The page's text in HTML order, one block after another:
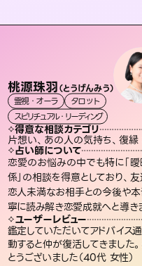
桃源珠羽（とうげんみう）
霊視・オーラ
タロット
スピリチュアル・リーディング
得意な相談カテゴリ
片想い、あの人の気持ち、復縁
占い師について
恋愛のお悩みの中でも特に「
係」の相談を得意としており、
恋人未満なお相手との今後や
寧に読み解き恋愛成就へと導き
ユーザーレビュー
鑑定していただいてアドバイス
動すると仲が復活してきました
とうございました（40代 女性）
彗望（すいぼう）
霊視・オーラ 透視
スピリチュアル・リーディング
得意な相談カテゴリ
片想い、あの人の気持ち、
占い師について
3,700年以上の歴史を持つ
占術「易占」で詳細まで占い
かう道筋を示します。厳しい
体的な対策をお伝えします。
ユーザーレビュー
複雑な背景もしっかり聞いて
いただけました。気持ちが楽
た（50代 女性）
セラピスト理恵
霊視・オーラ
スピリチュアル・リーディング
得意な相談カテゴリ
片想い、二人の未来、年
占い師について
連絡再開、復縁、成就な
多数。セラピストとして2
験があるからこそできる鑑
い未来をサポートします。
ユーザーレビュー
とても心温まる鑑定でした
らは何も言っていないのに
しゃるんだなと驚きです（
未来視師＊花
霊視・オーラ
スピリチュアル・リーディ
得意な相談カテゴリ
出逢い、片想い、復
占い師について
未来には何パターンもの選択肢があります。不安で視えにくくなっているあなたの素敵な未来を見つけ、その
ユーザーレビュー
職場の人の性質や人間関
本当によく視えていてび
打てて前向きになれます
アイリス -
西洋占星術
ルーン
得意な相談カテ
恋愛総合、片想い、
占い師について
復縁、恋愛、不倫の
思い、仕事関係や借
いことや心の負担に
紐解き、背中をそっと押
ユーザーレビュー
安心感のあり、言い切っ
さない鑑定のおかげで
持ちを整えられます（
おう 霊感オラ
霊視・オーラ
オラクルカード
得意な相談カテ
恋愛総合、あの人の
占い師について
霊視×オラクルカー
「未来」そして「気
ち」まで丁寧に読み
ントを優しく引き出し
ユーザーレビュー
不安な気持ちが嘘み
た…！よく視えていらっ
感じました（40代 女性